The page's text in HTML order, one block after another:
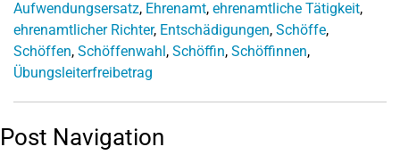
Aufwendungsersatz, Ehrenamt, ehrenamtliche Tätigkeit,
ehrenamtlicher Richter, Entschädigungen, Schöffe,
Schöffen, Schöffenwahl, Schöffin, Schöffinnen,
Übungsleiterfreibetrag
Post Navigation